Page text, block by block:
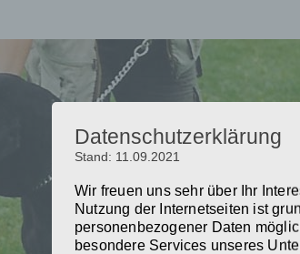
Datenschutzerklärung
Stand: 11.09.2021
Wir freuen uns sehr über Ihr
Nutzung der Internetseiten ist
personenbezogener Daten
besondere Services unseres